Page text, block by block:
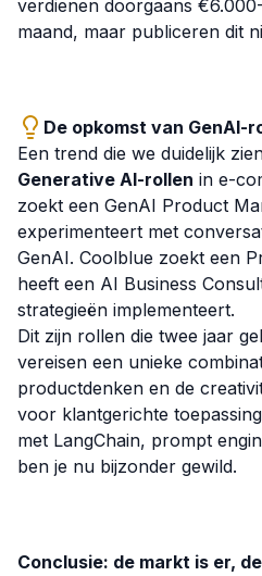
verdienen doorgaans
maand, maar publiceren dit
De opkomst van GenAI-
Een trend die we duidelijk
Generative AI-rollen in e-
zoekt een GenAI Product
experimenteert met
GenAI. Coolblue zoekt een
heeft een AI Business
strategieën implementeert.
Dit zijn rollen die twee jaar
vereisen een unieke
productdenken en de
voor klantgerichte
met LangChain, prompt
ben je nu bijzonder gewild.
Conclusie: de markt is er,